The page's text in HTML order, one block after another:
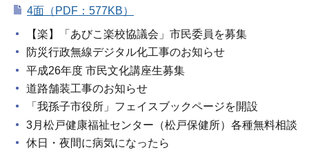
4面（PDF：577KB）
【楽】「あびこ楽校協議会」市民委員を募集
防災行政無線デジタル化工事のお知らせ
平成26年度 市民文化講座生募集
道路舗装工事のお知らせ
「我孫子市役所」フェイスブックページを開設
3月松戸健康福祉センター（松戸保健所）各種無料相談
休日・夜間に病気になったら